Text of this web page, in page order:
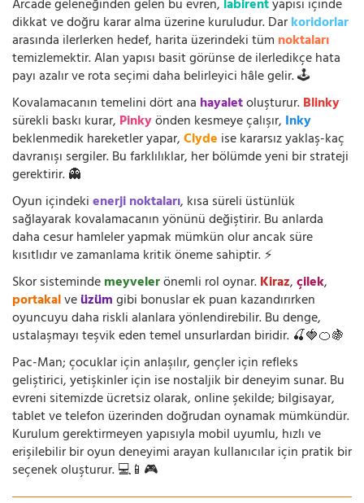
Arcade geleneğinden gelen bu evren, labirentyapısı içinde
dikkat ve doğru karar alma üzerine kuruludur. Darkoridorlar
arasında ilerlerken hedef, harita üzerindeki tüm noktaları
temizlemektir. Alan yapısı basit görünse de ilerledikçe hata
payı azalır ve rota seçimi daha belirleyici hâle gelir. 🕹️
Kovalamacanın temelini dört ana hayaletoluşturur.Blinky
sürekli baskı kurar, Pinkyönden kesmeye çalışır, Inky
beklenmedik hareketler yapar,Clyde ise kararsız yaklaş-kaç
davranışı sergiler. Bu farklılıklar, her bölümde yeni bir strateji
gerektirir. 👻
Oyun içindekienerji noktaları, kısa süreli üstünlük
sağlayarak kovalamacanın yönünü değiştirir. Bu anlarda
daha cesur hamleler yapmak mümkün olur ancak süre
kısıtlıdır ve zamanlama kritik öneme sahiptir. ⚡
Skor sistemindemeyvelerönemli rol oynar.Kiraz,çilek,
portakalveüzümgibi bonuslar ek puan kazandırırken
oyuncuyu daha riskli alanlara yönlendirebilir. Bu denge,
ustalaşmayı teşvik eden temel unsurlardan biridir. 🍒🍓🍊🍇
Pac-Man; çocuklar için anlaşılır, gençler için refleks
geliştirici, yetişkinler için ise nostaljik bir deneyim sunar. Bu
evreni sitemizde ücretsiz olarak, online şekilde; bilgisayar,
tablet ve telefon üzerinden doğrudan oynamak mümkündür.
Kurulum gerektirmeyen yapısıyla mobil uyumlu, hızlı ve
erişilebilir bir oyun deneyimi arayan kullanıcılar için pratik bir
seçenek oluşturur. 💻📱🎮